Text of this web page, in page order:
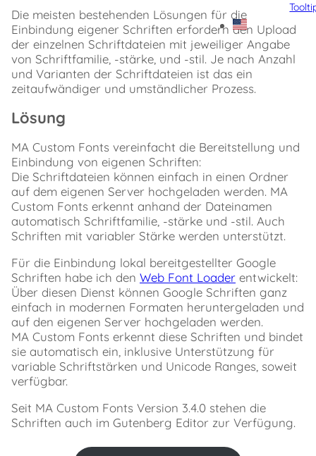
Quellen
Einstellungen
Test
der
Schriften
Performance
Oxygen
Bricks
FAQ
–
Häufig
gestellte
Fragen
Software
und
Aktualisierung
Installation
Aktualisierung
Download
Spenden
❤️
Disclaimer
Change
Log
Source
Code
Die meisten bestehenden Lösungen für die
Einbindung eigener Schriften erfordern den Upload
der einzelnen Schriftdateien mit jeweiliger Angabe
von Schriftfamilie, -stärke, und -stil. Je nach Anzahl
und Varianten der Schriftdateien ist das ein
zeitaufwändiger und umständlicher Prozess.
Lösung
MA Custom Fonts vereinfacht die Bereitstellung und
Einbindung von eigenen Schriften:
Die Schriftdateien können einfach in einen Ordner
auf dem eigenen Server hochgeladen werden. MA
Custom Fonts erkennt anhand der Dateinamen
automatisch Schriftfamilie, -stärke und -stil. Auch
Schriften mit variabler Stärke werden unterstützt.
Für die Einbindung lokal bereitgestellter Google
Schriften habe ich den Web Font Loader entwickelt:
Über diesen Dienst können Google Schriften ganz
einfach in modernen Formaten heruntergeladen und
auf den eigenen Server hochgeladen werden.
MA Custom Fonts erkennt diese Schriften und bindet
sie automatisch ein, inklusive Unterstützung für
variable Schriftstärken und Unicode Ranges, soweit
verfügbar.
Seit MA Custom Fonts Version 3.4.0 stehen die
Schriften auch im Gutenberg Editor zur Verfügung.